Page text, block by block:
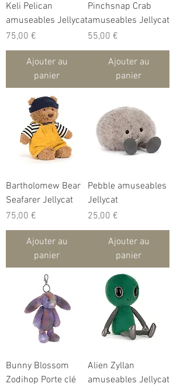
Keli Pelican
amuseables Jellycat
Prix
75,00 €
Ajouter au
panier
Pinchsnap Crab
amuseables Jellycat
Prix
55,00 €
Ajouter au
panier
Bartholomew Bear
Seafarer Jellycat
Prix
75,00 €
Ajouter au
panier
Pebble amuseables
Jellycat
Prix
25,00 €
Ajouter au
panier
Bunny Blossom
Zodihop Porte clé
Alien Zyllan
amuseables Jellycat